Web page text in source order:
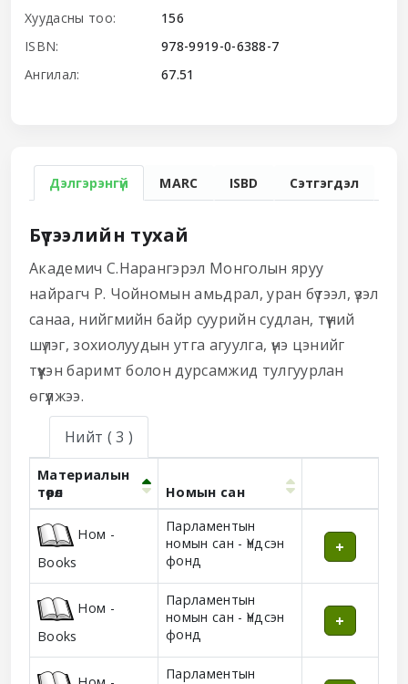
Хуудасны тоо:
156
ISBN:
978-9919-0-6388-7
Ангилал:
67.51
Дэлгэрэнгүй MARC ISBD Сэтгэгдэл
Бүтээлийн тухай
Академич С.Нарангэрэл Монголын яруу
найрагч Р. Чойномын амьдрал, уран бүтээл, үзэл
санаа, нийгмийн байр суурийн судлан, түүний
шүлэг, зохиолуудын утга агуулга, үнэ цэнийг
түүхэн баримт болон дурсамжид тулгуурлан
өгүүлжээ.
Нийт ( 3 )
Материалын
төрөл
Номын сан
Ном -
Books
Парламентын
номын сан - Үндсэн
фонд
Ном -
Books
Парламентын
номын сан - Үндсэн
фонд
Парламентын